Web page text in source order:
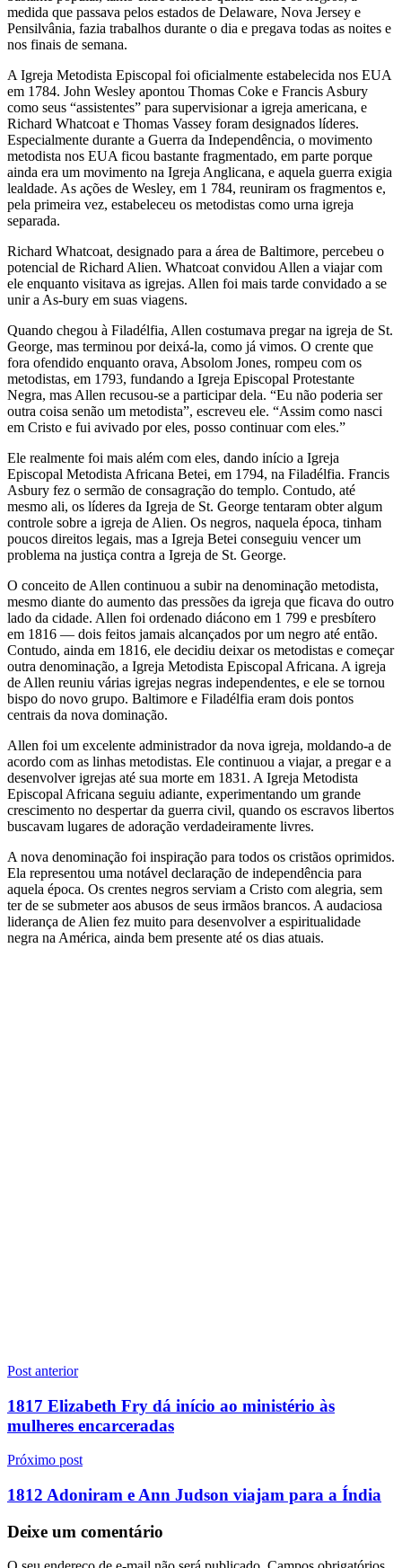
medida que passava pelos estados de Delaware, Nova Jersey e
Pensilvânia, fazia trabalhos durante o dia e pregava todas as noites e
nos finais de semana.
A Igreja Metodista Episcopal foi oficialmente estabelecida nos EUA
em 1784. John Wesley apontou Thomas Coke e Francis Asbury
como seus “assistentes” para supervisionar a igreja americana, e
Richard Whatcoat e Thomas Vassey foram designados líderes.
Especialmente durante a Guerra da Independência, o movimento
metodista nos EUA ficou bastante fragmentado, em parte porque
ainda era um movimento na Igreja Anglicana, e aquela guerra exigia
lealdade. As ações de Wesley, em 1 784, reuniram os fragmentos e,
pela primeira vez, estabeleceu os metodistas como urna igreja
separada.
Richard Whatcoat, designado para a área de Baltimore, percebeu o
potencial de Richard Alien. Whatcoat convidou Allen a viajar com
ele enquanto visitava as igrejas. Allen foi mais tarde convidado a se
unir a As-bury em suas viagens.
Quando chegou à Filadélfia, Allen costumava pregar na igreja de St.
George, mas terminou por deixá-la, como já vimos. O crente que
fora ofendido enquanto orava, Absolom Jones, rompeu com os
metodistas, em 1793, fundando a Igreja Episcopal Protestante
Negra, mas Allen recusou-se a participar dela. “Eu não poderia ser
outra coisa senão um metodista”, escreveu ele. “Assim como nasci
em Cristo e fui avivado por eles, posso continuar com eles.”
Ele realmente foi mais além com eles, dando início a Igreja
Episcopal Metodista Africana Betei, em 1794, na Filadélfia. Francis
Asbury fez o sermão de consagração do templo. Contudo, até
mesmo ali, os líderes da Igreja de St. George tentaram obter algum
controle sobre a igreja de Alien. Os negros, naquela época, tinham
poucos direitos legais, mas a Igreja Betei conseguiu vencer um
problema na justiça contra a Igreja de St. George.
O conceito de Allen continuou a subir na denominação metodista,
mesmo diante do aumento das pressões da igreja que ficava do outro
lado da cidade. Allen foi ordenado diácono em 1 799 e presbítero
em 1816 — dois feitos jamais alcançados por um negro até então.
Contudo, ainda em 1816, ele decidiu deixar os metodistas e começar
outra denominação, a Igreja Metodista Episcopal Africana. A igreja
de Allen reuniu várias igrejas negras independentes, e ele se tornou
bispo do novo grupo. Baltimore e Filadélfia eram dois pontos
centrais da nova dominação.
Allen foi um excelente administrador da nova igreja, moldando-a de
acordo com as linhas metodistas. Ele continuou a viajar, a pregar e a
desenvolver igrejas até sua morte em 1831. A Igreja Metodista
Episcopal Africana seguiu adiante, experimentando um grande
crescimento no despertar da guerra civil, quando os escravos libertos
buscavam lugares de adoração verdadeiramente livres.
A nova denominação foi inspiração para todos os cristãos oprimidos.
Ela representou uma notável declaração de independência para
aquela época. Os crentes negros serviam a Cristo com alegria, sem
ter de se submeter aos abusos de seus irmãos brancos. A audaciosa
liderança de Alien fez muito para desenvolver a espiritualidade
negra na América, ainda bem presente até os dias atuais.
Navegação
de
Post
Post anterior
1817 Elizabeth Fry dá início ao ministério às
mulheres encarceradas
Próximo post
1812 Adoniram e Ann Judson viajam para a Índia
Deixe um comentário